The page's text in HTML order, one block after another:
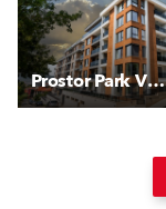
Prostor Park View